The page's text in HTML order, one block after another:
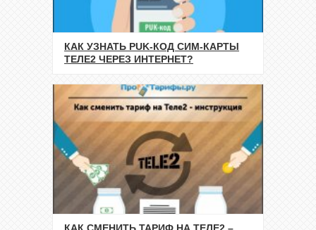
КАК УЗНАТЬ PUK-КОД СИМ-КАРТЫ
ТЕЛЕ2 ЧЕРЕЗ ИНТЕРНЕТ?